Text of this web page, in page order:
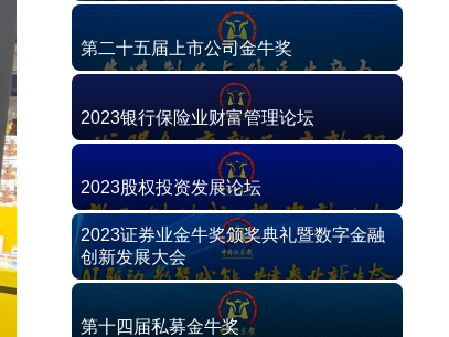
第二十五届上市公司金牛奖
2023银行保险业财富管理论坛
2023股权投资发展论坛
2023证券业金牛奖颁奖典礼暨数字金融
创新发展大会
第十四届私募金牛奖